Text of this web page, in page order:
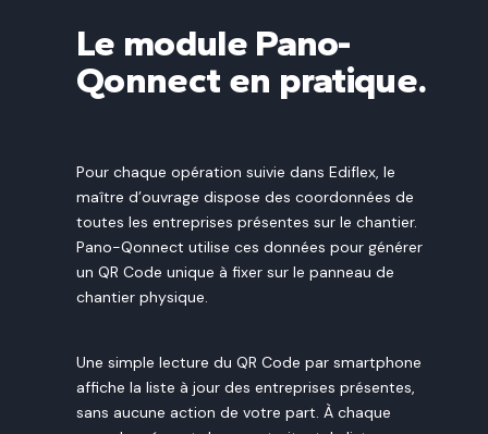
Le module Pano-
Qonnect en pratique.
Pour chaque opération suivie dans Ediflex, le
maître d’ouvrage dispose des coordonnées de
toutes les entreprises présentes sur le chantier.
Pano-Qonnect utilise ces données pour générer
un QR Code unique à fixer sur le panneau de
chantier physique.
Une simple lecture du QR Code par smartphone
affiche la liste à jour des entreprises présentes,
sans aucune action de votre part. À chaque